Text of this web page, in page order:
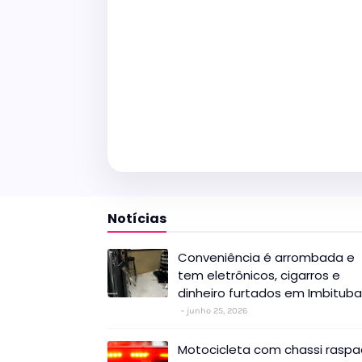
Notícias
Conveniência é arrombada e
tem eletrônicos, cigarros e
dinheiro furtados em Imbituba
junho 25, 2026
Motocicleta com chassi